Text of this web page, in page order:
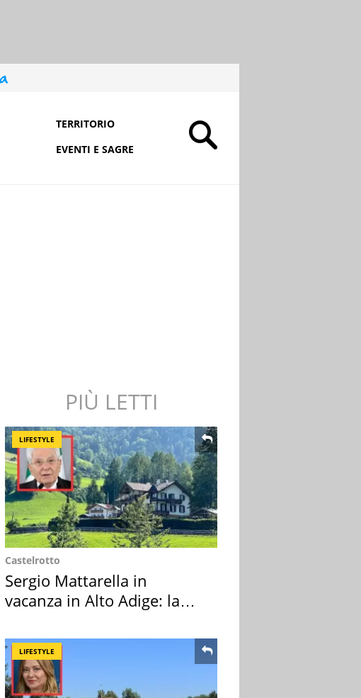
TERRITORIO
EVENTI E SAGRE
PIÙ LETTI
LIFESTYLE
Castelrotto
Sergio Mattarella in
vacanza in Alto Adige: la
LIFESTYLE